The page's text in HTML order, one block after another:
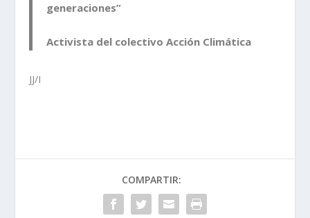
generaciones”
Activista del colectivo Acción Climática
JJ/I
COMPARTIR: